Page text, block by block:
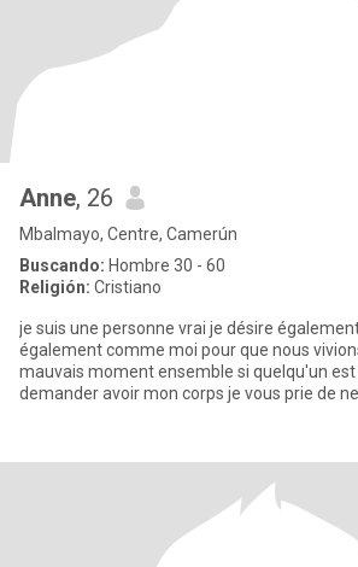
Anne, 26
Mbalmayo, Centre, Camerún
Buscando: Hombre 30 - 60
Religión: Cristiano
je suis une personne vrai je désire
également comme moi pour que nous
mauvais moment ensemble si quelqu'un
demander avoir mon corps je vous prie de